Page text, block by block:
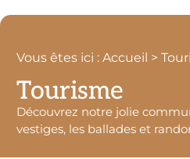
Vous êtes ici : Accueil >
Tourisme
Découvrez notre jolie
vestiges, les ballades et